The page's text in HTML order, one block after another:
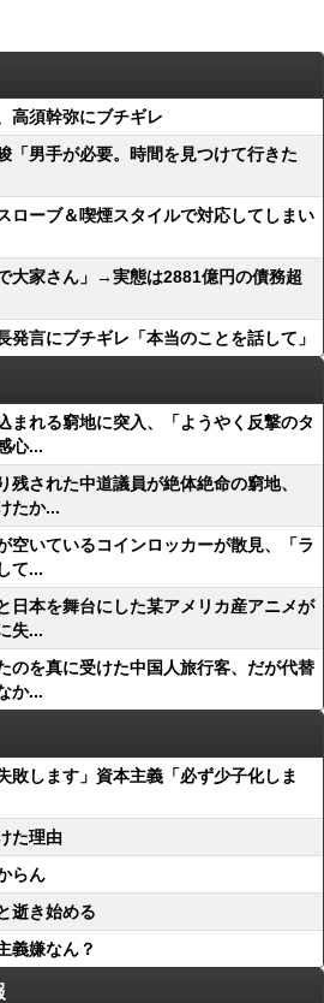
高須幹弥にブチギレ
「男手が必要。時間を見つけて行きた
ローブ＆喫煙スタイルで対応してしまい
大家さん」→実態は2881億円の債務超
発言にブチギレ「本当のことを話して」
まれる窮地に突入、「ようやく反撃のタ
心...
された中道議員が絶体絶命の窮地、
たか...
空いているコインロッカーが散見、「ラ
て...
日本を舞台にした某アメリカ産アニメが
失...
のを真に受けた中国人旅行客、だが代替
か...
敗します」資本主義「必ず少子化しま
た理由
らん
逝き始める
義嫌なん？